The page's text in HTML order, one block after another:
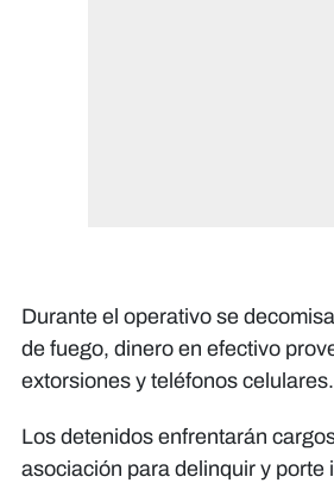
Durante el operativo se
de fuego, dinero en efectivo
extorsiones y teléfonos celulares.
Los detenidos enfrentarán
asociación para delinquir y porte